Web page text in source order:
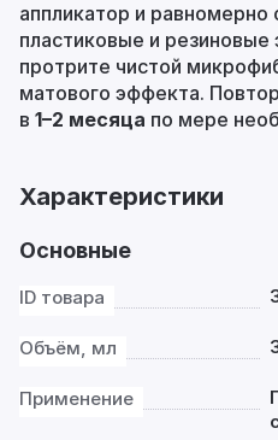
аппликатор и равномерно
пластиковые и
протрите чистой
матового эффекта.
в 1–2 месяца по мере
Характеристики
Основные
ID товара
Объём, мл
Применение